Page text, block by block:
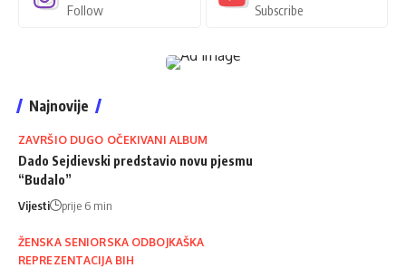
Follow Subscribe
Najnovije
ZAVRŠIO DUGO OČEKIVANI ALBUM
Dado Sejdievski predstavio novu pjesmu
“Budalo”
Vijesti prije 6 min
ŽENSKA SENIORSKA ODBOJKAŠKA
REPREZENTACIJA BIH